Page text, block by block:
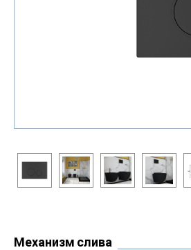
Механизм слива